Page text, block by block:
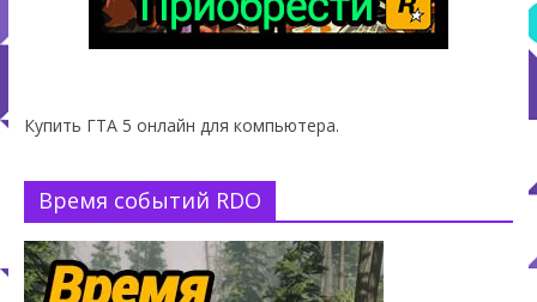
Купить ГТА 5 онлайн для компьютера.
Время событий RDO